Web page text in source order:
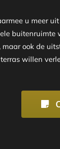
u meer
ook de
willen